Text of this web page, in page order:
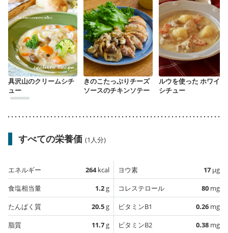
具沢山のクリームシチ
ュー
きのこたっぷりチーズ
ソースのチキンソテー
ルウを使った ホワイト
シチュー
すべての栄養価 (1人分)
エネルギー 264kcal
食塩相当量
1.2g
たんぱく質
20.5g
脂質
11.7g
ヨウ素 17 µg
コレステロール
80 mg
ビタミンB1
0.26 mg
ビタミンB2
0.38 mg